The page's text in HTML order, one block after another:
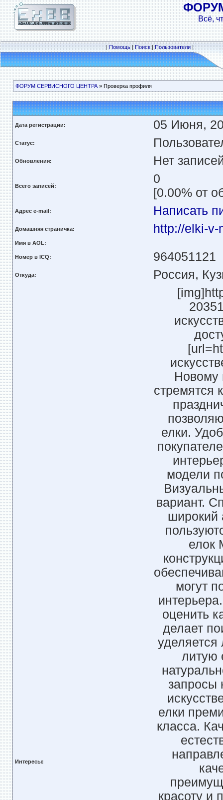
Всё,
|Помощь|Поиск|Пользователи|
ФОРУМ СЕРВИСНОГО ЦЕНТРА» Проверка профиля
Дата регистрации: 05 Июня,
Статус:
Обновления: Нет
Всего записей:
0
[0.00% от
Адрес e-mail: Написать
Домашняя страничка: http://elki-v-
Имя в AOL:
Номер в ICQ: 964051121
Откуда: Россия,
Интересы:
Новому
стремятся
елки.
модели
вариант.
широкий
елок
могут
оценить
делает
литую
запросы
елки
класса.
красоту и